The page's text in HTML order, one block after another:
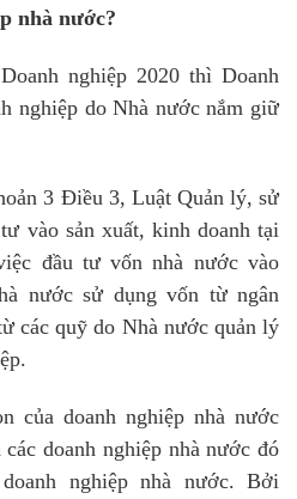
nhà nước?
nghiệp 2020 thì Doanh
nghiệp do Nhà nước nắm giữ
3 Điều 3, Luật Quản lý, sử
vào sản xuất, kinh doanh tại
đầu tư vốn nhà nước vào
nước sử dụng vốn từ ngân
các quỹ do Nhà nước quản lý
của doanh nghiệp nhà nước
doanh nghiệp nhà nước đó
nghiệp nhà nước. Bởi